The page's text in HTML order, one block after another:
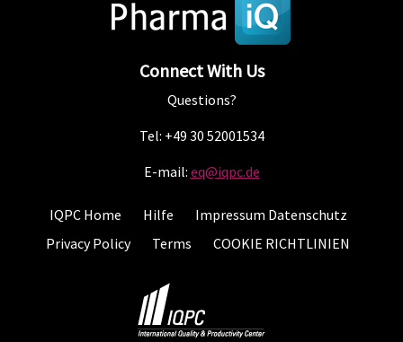
Connect With Us
Questions?
Tel: +49 30 52001534
E-mail: eq@iqpc.de
IQPC Home Hilfe
Impressum Datenschutz
Privacy Policy
Terms COOKIE RICHTLINIEN